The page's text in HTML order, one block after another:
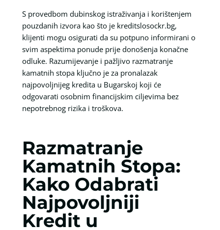
S provedbom dubinskog istraživanja i korištenjem
pouzdanih izvora kao što je kreditslosockr.bg,
klijenti mogu osigurati da su potpuno informirani o
svim aspektima ponude prije donošenja konačne
odluke. Razumijevanje i pažljivo razmatranje
kamatnih stopa ključno je za pronalazak
najpovoljnijeg kredita u Bugarskoj koji će
odgovarati osobnim financijskim ciljevima bez
nepotrebnog rizika i troškova.
Razmatranje
Kamatnih Stopa:
Kako Odabrati
Najpovoljniji
Kredit u